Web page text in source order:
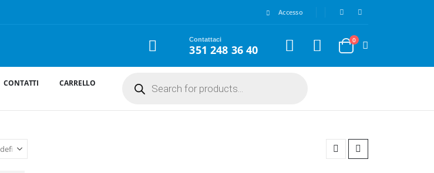
Accesso
Contattaci
351 248 36 40
0
CONTATTI CARRELLO search